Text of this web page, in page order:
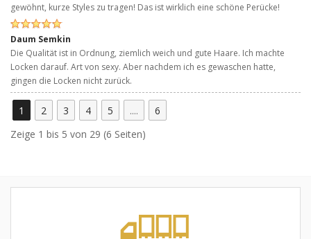
gewöhnt, kurze Styles zu tragen! Das ist wirklich eine schöne Perücke!
Daum Semkin
Die Qualität ist in Ordnung, ziemlich weich und gute Haare. Ich machte
Locken darauf. Art von sexy. Aber nachdem ich es gewaschen hatte,
gingen die Locken nicht zurück.
1 2 3 4 5 ....
6
Zeige 1 bis 5 von 29 (6 Seiten)